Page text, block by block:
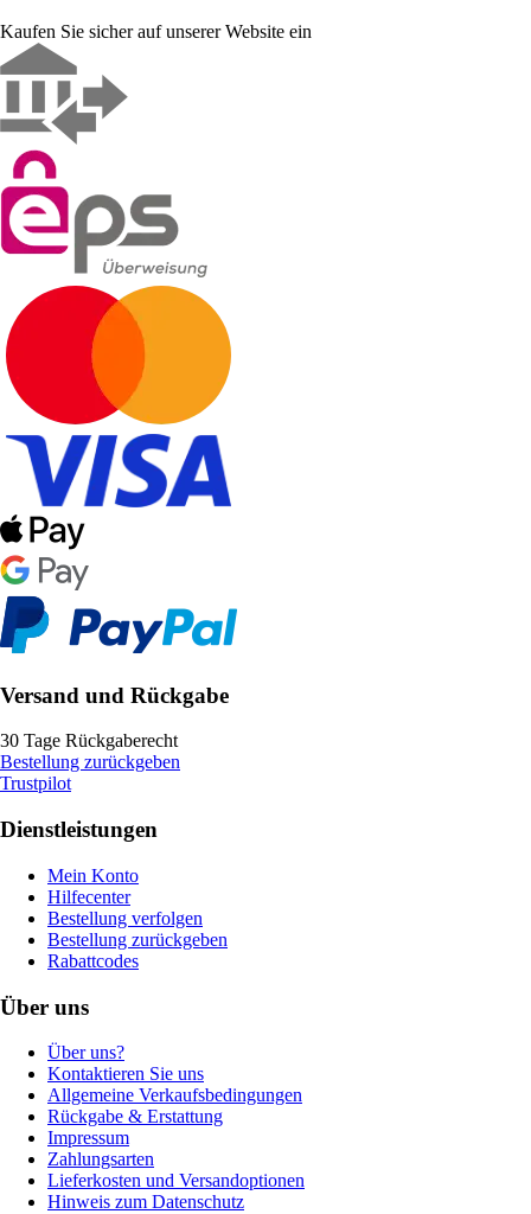
Kaufen Sie sicher auf unserer Website ein
Versand und Rückgabe
30 Tage Rückgaberecht
Bestellung zurückgeben
Trustpilot
Dienstleistungen
Mein Konto
Hilfecenter
Bestellung verfolgen
Bestellung zurückgeben
Rabattcodes
Über uns
Über uns?
Kontaktieren Sie uns
Allgemeine Verkaufsbedingungen
Rückgabe & Erstattung
Impressum
Zahlungsarten
Lieferkosten und Versandoptionen
Hinweis zum Datenschutz